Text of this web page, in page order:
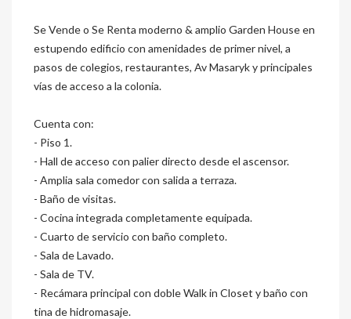
Se Vende o Se Renta moderno & amplio Garden House en
estupendo edificio con amenidades de primer nivel, a
pasos de colegios, restaurantes, Av Masaryk y principales
vías de acceso a la colonia.
Cuenta con:
- Piso 1.
- Hall de acceso con palier directo desde el ascensor.
- Amplia sala comedor con salida a terraza.
- Baño de visitas.
- Cocina integrada completamente equipada.
- Cuarto de servicio con baño completo.
- Sala de Lavado.
- Sala de TV.
- Recámara principal con doble Walk in Closet y baño con
tina de hidromasaje.